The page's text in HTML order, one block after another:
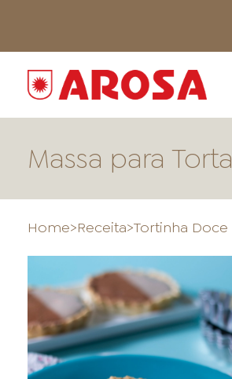
HOME
ONDE COMPRAR
Massa para Torta
Home>Receita>Tortinha Doce